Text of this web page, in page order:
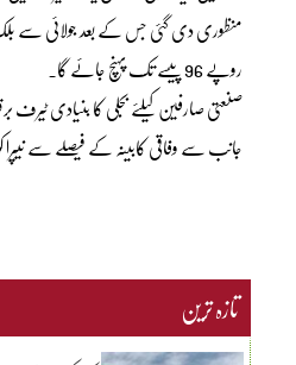
روپے 96 پیسے تک پہنچ جائے گا۔
صنعتی صارفین کیلئے بجلی کا بنیادی ٹیرف
جانب سے وفاقی کابینہ کے فیصلے سے نیپرا
تازہ ترین